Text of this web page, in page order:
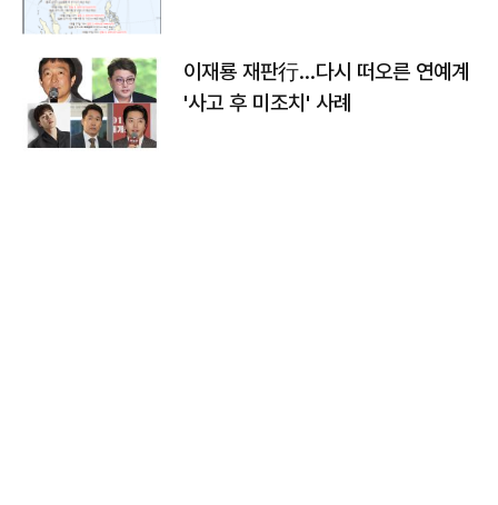
이재룡 재판行…다시 떠오른 연예계
'사고 후 미조치' 사례